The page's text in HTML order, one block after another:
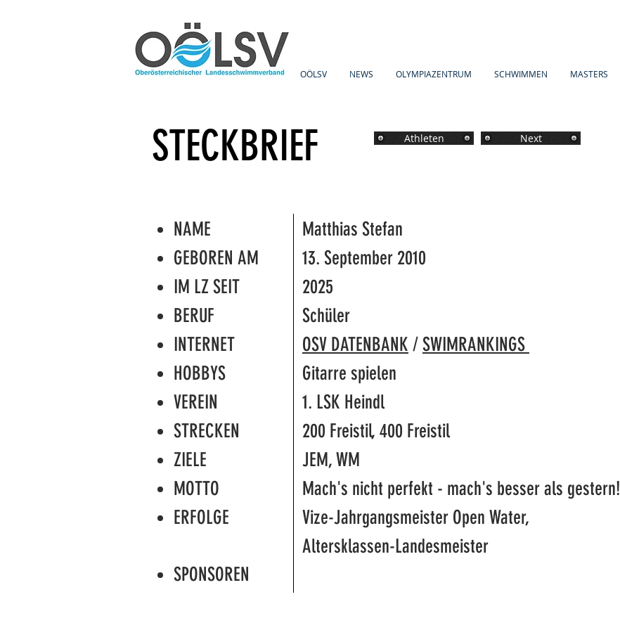
OÖLSV NEWS OLYMPIAZENTRUM SCHWIMMEN MASTERS
STECKBRIEF Athleten Next
NAME
GEBOREN AM
IM LZ SEIT
BERUF
INTERNET
HOBBYS
VEREIN
STRECKEN
ZIELE
MOTTO
ERFOLGE
SPONSOREN
Matthias Stefan
13. September 2010
2025
Schüler
OSV DATENBANK /SWIMRANKINGS
Gitarre spielen
1. LSK Heindl
200 Freistil, 400 Freistil
JEM, WM
Mach's nicht perfekt - mach's besser als gestern!
Vize-Jahrgangsmeister Open Water,
Altersklassen-Landesmeister